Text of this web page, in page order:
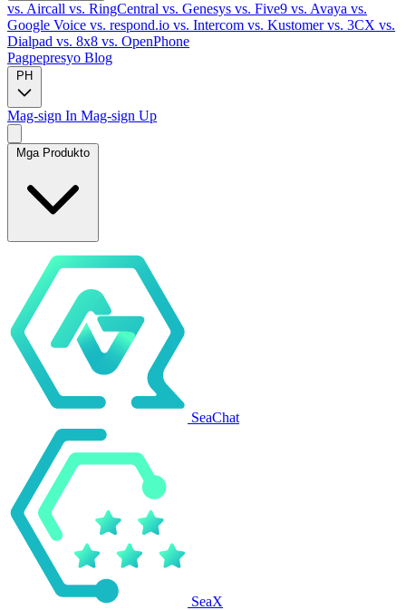
vs. Aircall vs. RingCentral vs. Genesys vs. Five9 vs. Avaya vs.
Google Voice vs. respond.io vs. Intercom vs. Kustomervs. 3CX vs.
Dialpad vs. 8x8 vs. OpenPhone
Pagpepresyo Blog
PH
Mag-sign In Mag-sign Up
Mga Produkto
SeaChat
SeaX